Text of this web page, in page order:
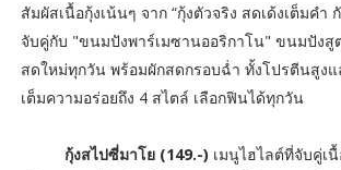
สัมผัสเนื้อกุ้งเน้นๆ จาก “กุ้งตัวจริง สดเด้งเต็มคำ
จับคู่กับ "ขนมปังพาร์เมซานออริกาโน" ขนมปังสู
สดใหม่ทุกวัน พร้อมผักสดกรอบฉ่ำ ทั้งโปรตีนสูง
เต็มความอร่อยถึง 4 สไตล์ เลือกฟินได้ทุกวัน
กุ้งสไปซี่มาโย (149.-) เมนูไฮไลต์ที่จับคู่เ